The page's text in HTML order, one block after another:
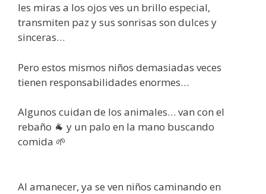
les miras a los ojos ves un brillo especial,
transmiten paz y sus sonrisas son dulces y
sinceras…
Pero estos mismos niños demasiadas veces
tienen responsabilidades enormes…
Algunos cuidan de los animales… van con el
rebaño 🐐 y un palo en la mano buscando
comida 🌱
Al amanecer, ya se ven niños caminando en